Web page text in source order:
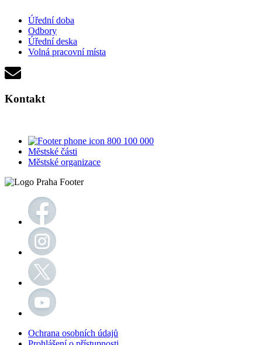
Úřední doba
Odbory
Úřední deska
Volná pracovní místa
Kontakt
800 100 000
Městské části
Městské organizace
Ochrana osobních údajů